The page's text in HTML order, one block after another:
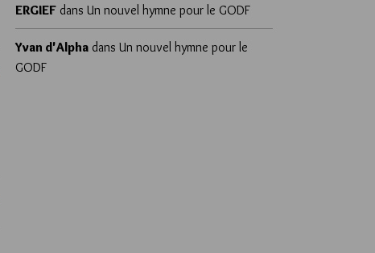
ERGIEF dans Un nouvel hymne pour le GODF
Yvan d'Alpha dans Un nouvel hymne pour le
GODF